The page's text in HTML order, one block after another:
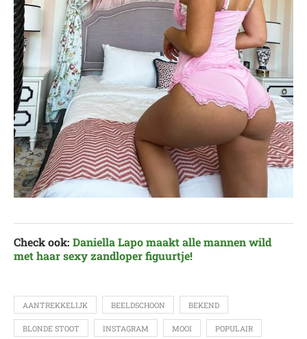
Check ook: Daniella Lapo maakt alle mannen wild
met haar sexy zandloper figuurtje!
AANTREKKELIJK BEELDSCHOON BEKEND
BLONDE STOOT INSTAGRAM MOOI POPULAIR